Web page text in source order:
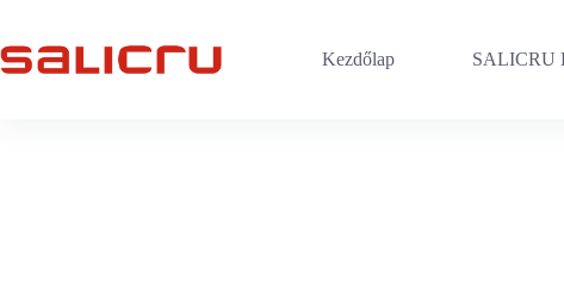
Kezdőlap SALICRU